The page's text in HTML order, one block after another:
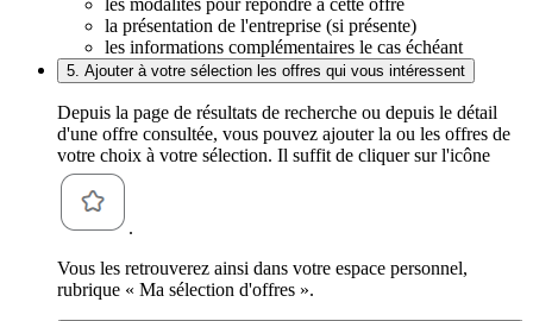
la présentation de l'entreprise (si présente)
les informations complémentaires le cas échéant
5. Ajouter à votre sélection les offres qui vous intéressent
Depuis la page de résultats de recherche ou depuis le détail
d'une offre consultée, vous pouvez ajouter la ou les offres de
votre choix à votre sélection. Il suffit de cliquer sur l'icône
.
Vous les retrouverez ainsi dans votre espace personnel,
rubrique « Ma sélection d'offres ».